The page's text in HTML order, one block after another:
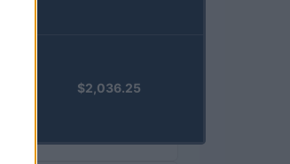
$2,036.25